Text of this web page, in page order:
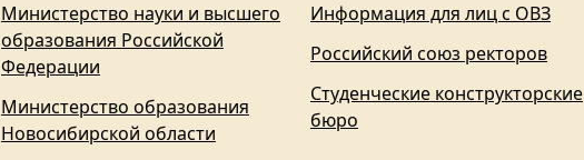
Министерство науки и высшего
образования Российской
Федерации
Министерство образования
Новосибирской области
Информация для лиц с ОВЗ
Российский союз ректоров
Студенческие конструкторские
бюро